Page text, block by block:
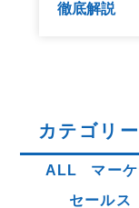
徹底解説
カテゴリー
ALL マー
セールス